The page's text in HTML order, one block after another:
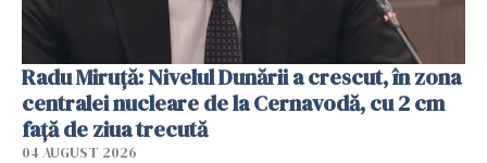
Radu Miruţă: Nivelul Dunării a crescut, în zona
centralei nucleare de la Cernavodă, cu 2 cm
faţă de ziua trecută
04 AUGUST 2026